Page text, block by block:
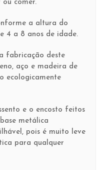
ou comer.
a altura do
4 a 8 anos de idade.
fabricação deste
aço e madeira de
ecologicamente
e o encosto feitos
metálica
pois é muito leve
para qualquer